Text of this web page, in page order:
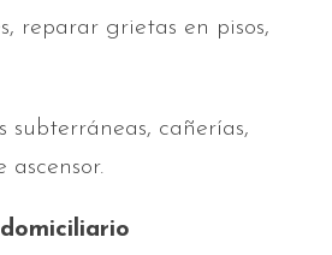
reparar grietas en pisos,
subterráneas, cañerías,
ascensor.